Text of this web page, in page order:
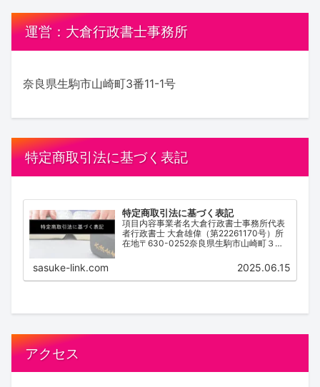
運営：大倉行政書士事務所
奈良県生駒市山崎町3番11-1号
特定商取引法に基づく表記
特定商取引法に基づく表記
項目内容事業者名大倉行政書士事務所代表
者行政書士 大倉雄偉（第22261170号）所
在地〒630-0252奈良県生駒市山崎町３番
間 / 受付時間9:00~18:00（不定休）サービ
sasuke-link.com 2025.06.15
アクセス